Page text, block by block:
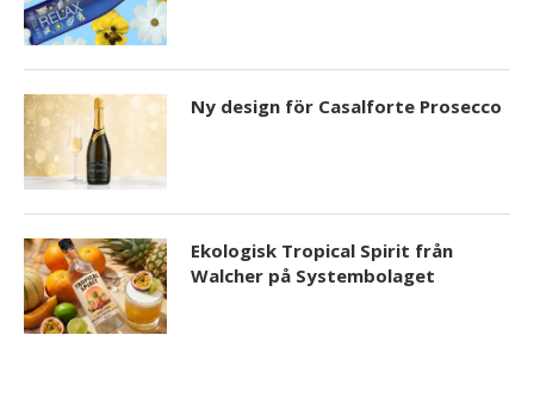
Ny design för Casalforte Prosecco
Ekologisk Tropical Spirit från
Walcher på Systembolaget